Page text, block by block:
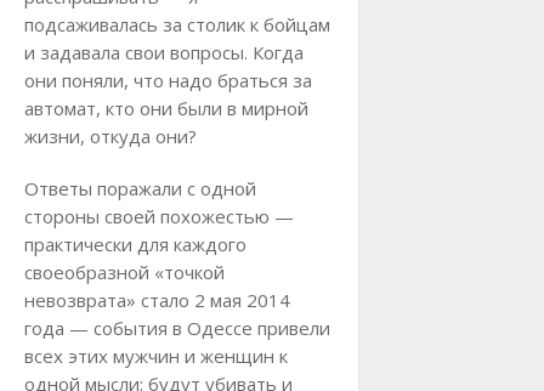
подсаживалась за столик к бойцам
и задавала свои вопросы. Когда
они поняли, что надо браться за
автомат, кто они были в мирной
жизни, откуда они?
Ответы поражали с одной
стороны своей похожестью —
практически для каждого
своеобразной «точкой
невозврата» стало 2 мая 2014
года — события в Одессе привели
всех этих мужчин и женщин к
одной мысли: будут убивать и